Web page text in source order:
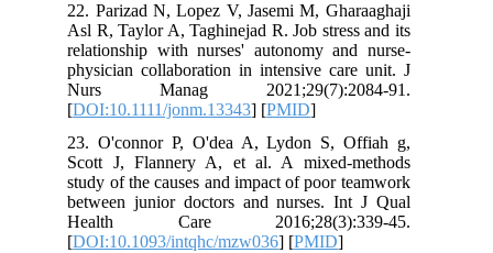
22. Parizad N, Lopez V, Jasemi M, Gharaaghaji
Asl R, Taylor A, Taghinejad R. Job stress and its
relationship with nurses' autonomy and nurse-
physician collaboration in intensive care unit. J
Nurs Manag 2021;29(7):2084-91.
[DOI:10.1111/jonm.13343] [PMID
23. O'connor P, O'dea A, Lydon S, Offiah g,
Scott J, Flannery A, et al. A mixed-methods
study of the causes and impact of poor teamwork
between junior doctors and nurses. Int J Qual
Health Care 2016;28(3):339-45.
[DOI:10.1093/intqhc/mzw036] [PMID